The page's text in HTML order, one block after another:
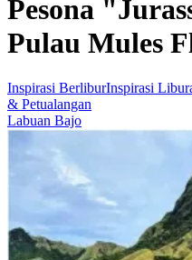
Pesona
Pulau Mules
Inspirasi BerliburInspirasi
& Petualangan
Labuan Bajo